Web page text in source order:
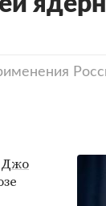
Джо